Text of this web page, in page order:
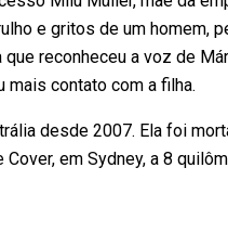
e gritos de um homem,
que reconheceu a voz de
mais contato com a filha.
desde 2007. Ela foi
em Sydney, a 8